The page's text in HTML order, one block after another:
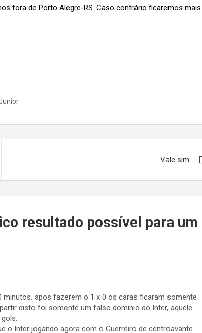
fora de Porto Alegre-RS. Caso contrário ficaremos mais
Vale sim
resultado possível para um
apos fazerem o 1 x 0 os caras ficaram somente
disto foi somente um falso dominio do Inter, aquele
o Inter jogando agora com o Guerreiro de centroavante